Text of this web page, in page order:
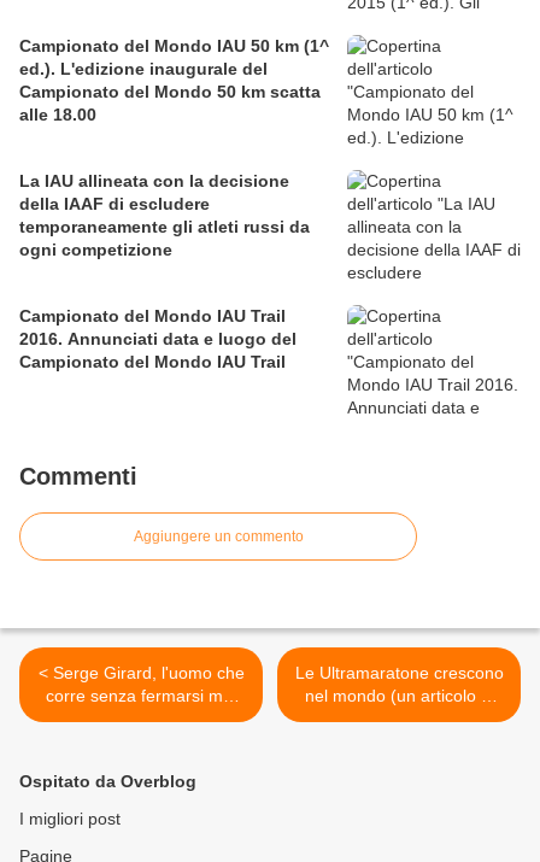
Campionato del Mondo IAU 50 km (1^
ed.). L'edizione inaugurale del
Campionato del Mondo 50 km scatta
alle 18.00
La IAU allineata con la decisione
della IAAF di escludere
temporaneamente gli atleti russi da
ogni competizione
Campionato del Mondo IAU Trail
2016. Annunciati data e luogo del
Campionato del Mondo IAU Trail
Commenti
Aggiungere un commento
< Serge Girard, l'uomo che
corre senza fermarsi mai
ovvero il "Forrest Gump
Le Ultramaratone crescono
nel mondo (un articolo di
Nadeem Khan) >
Ospitato da Overblog
I migliori post
Pagine